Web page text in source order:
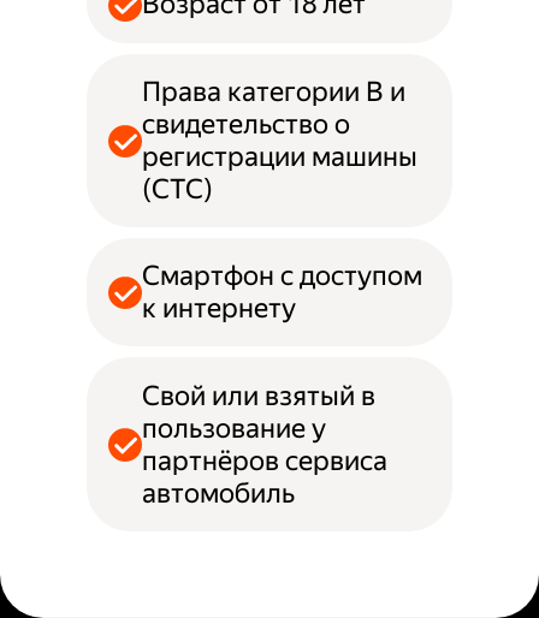
Права категории B и
свидетельство о
регистрации машины
(СТС)
Смартфон с доступом
к интернету
Свой или взятый в
пользование у
партнёров сервиса
автомобиль